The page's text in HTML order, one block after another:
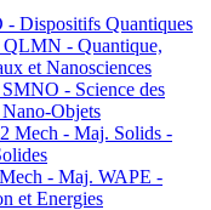
Dispositifs Quantiques
- Quantique,
et Nanosciences
- Science des
Objets
Mech - Maj. Solids -
- Maj. WAPE -
et Energies